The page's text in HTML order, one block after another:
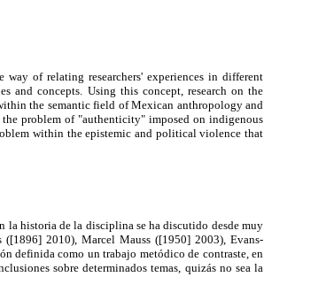
of relating researchers' experiences in different
and concepts. Using this concept, research on the
the semantic field of Mexican anthropology and
problem of "authenticity" imposed on indigenous
within the epistemic and political violence that
la historia de la disciplina se ha discutido desde muy
([1896] 2010), Marcel Mauss ([1950] 2003), Evans-
definida como un trabajo metódico de contraste, en
sobre determinados temas, quizás no sea la